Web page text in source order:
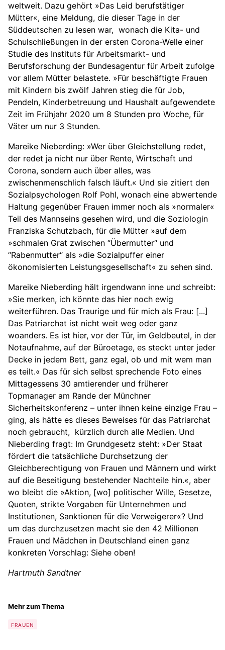
weltweit. Dazu gehört »Das Leid berufstätiger
Mütter«, eine Meldung, die dieser Tage in der
Süddeutschen zu lesen war, wonach die Kita- und
Schulschließungen in der ersten Corona-Welle einer
Studie des Instituts für Arbeitsmarkt- und
Berufsforschung der Bundesagentur für Arbeit zufolge
vor allem Mütter belastete. »Für beschäftigte Frauen
mit Kindern bis zwölf Jahren stieg die für Job,
Pendeln, Kinderbetreuung und Haushalt aufgewendete
Zeit im Frühjahr 2020 um 8 Stunden pro Woche, für
Väter um nur 3 Stunden.
Mareike Nieberding: »Wer über Gleichstellung redet,
der redet ja nicht nur über Rente, Wirtschaft und
Corona, sondern auch über alles, was
zwischenmenschlich falsch läuft.« Und sie zitiert den
Sozialpsychologen Rolf Pohl, wonach eine abwertende
Haltung gegenüber Frauen immer noch als »normaler«
Teil des Mannseins gesehen wird, und die Soziologin
Franziska Schutzbach, für die Mütter »auf dem
»schmalen Grat zwischen “Übermutter“ und
“Rabenmutter“ als »die Sozialpuffer einer
ökonomisierten Leistungsgesellschaft« zu sehen sind.
Mareike Nieberding hält irgendwann inne und schreibt:
»Sie merken, ich könnte das hier noch ewig
weiterführen. Das Traurige und für mich als Frau: [...]
Das Patriarchat ist nicht weit weg oder ganz
woanders. Es ist hier, vor der Tür, im Geldbeutel, in der
Notaufnahme, auf der Büroetage, es steckt unter jeder
Decke in jedem Bett, ganz egal, ob und mit wem man
es teilt.« Das für sich selbst sprechende Foto eines
Mittagessens 30 amtierender und früherer
Topmanager am Rande der Münchner
Sicherheitskonferenz – unter ihnen keine einzige Frau –
ging, als hätte es dieses Beweises für das Patriarchat
noch gebraucht, kürzlich durch alle Medien. Und
Nieberding fragt: Im Grundgesetz steht: »Der Staat
fördert die tatsächliche Durchsetzung der
Gleichberechtigung von Frauen und Männern und wirkt
auf die Beseitigung bestehender Nachteile hin.«, aber
wo bleibt die »Aktion, [wo] politischer Wille, Gesetze,
Quoten, strikte Vorgaben für Unternehmen und
Institutionen, Sanktionen für die Verweigerer«? Und
um das durchzusetzen macht sie den 42 Millionen
Frauen und Mädchen in Deutschland einen ganz
konkreten Vorschlag: Siehe oben!
Hartmuth Sandtner
Mehr zum Thema
FRAUEN